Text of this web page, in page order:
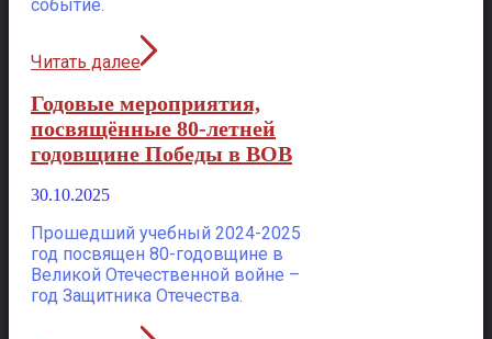
событие.
Читать далее
Годовые мероприятия,
посвящённые 80-летней
годовщине Победы в ВОВ
30.10.2025
Прошедший учебный 2024-2025
год посвящен 80-годовщине в
Великой Отечественной войне –
год Защитника Отечества.